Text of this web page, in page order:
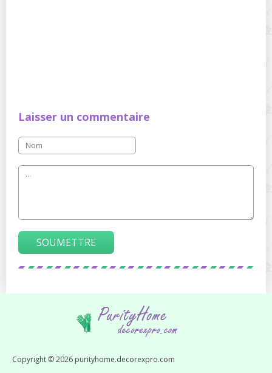
Laisser un commentaire
SOUMETTRE
Copyright © 2026 purityhome.decorexpro.com